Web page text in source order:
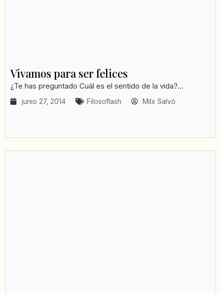
Vivamos para ser felices
¿Te has preguntado Cuál es el sentido de la vida?...
junio 27, 2014 Filosoflash Milx Salvó